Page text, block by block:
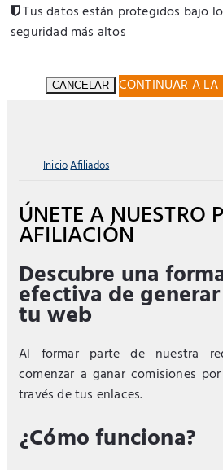
Tus datos están protegidos bajo
seguridad más altos
CANCELAR CONTINUAR A
InicioAfiliados
ÚNETE A NUESTRO
AFILIACIÓN
Descubre una
efectiva de
tu web
Al formar parte de nuestra
comenzar a ganar comisiones
través de tus enlaces.
¿Cómo funciona?